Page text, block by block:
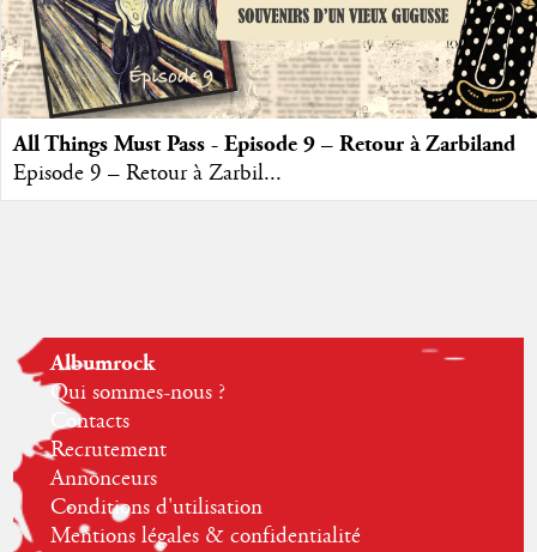
All Things Must Pass - Episode 9 – Retour à Zarbiland
Episode 9 – Retour à Zarbil...
Albumrock
Qui sommes-nous ?
Contacts
Recrutement
Annonceurs
Conditions d'utilisation
Mentions légales & confidentialité